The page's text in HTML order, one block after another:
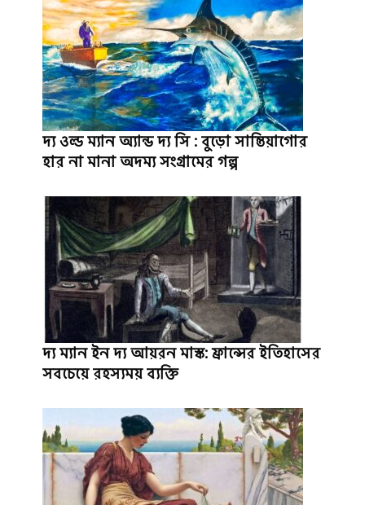
দ্য ওল্ড ম্যান অ্যান্ড দ্য সি : বুড়ো সান্তিয়াগোর
হার না মানা অদম্য সংগ্রামের গল্প
দ্য ম্যান ইন দ্য আয়রন মাস্ক: ফ্রান্সের ইতিহাসের
সবচেয়ে রহস্যময় ব্যক্তি